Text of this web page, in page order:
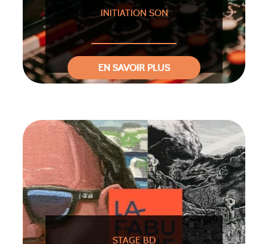
INITIATION SON
EN SAVOIR PLUS
STAGE BD